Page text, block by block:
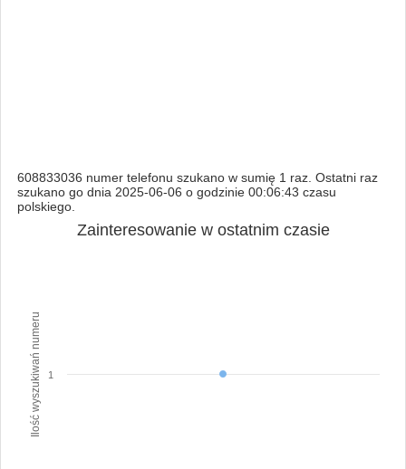
608833036 numer telefonu szukano w sumię 1 raz. Ostatni raz
szukano go dnia 2025-06-06 o godzinie 00:06:43 czasu
polskiego.
Ilość wyszukiwań numeru
Zainteresowanie w ostatnim czasie
1